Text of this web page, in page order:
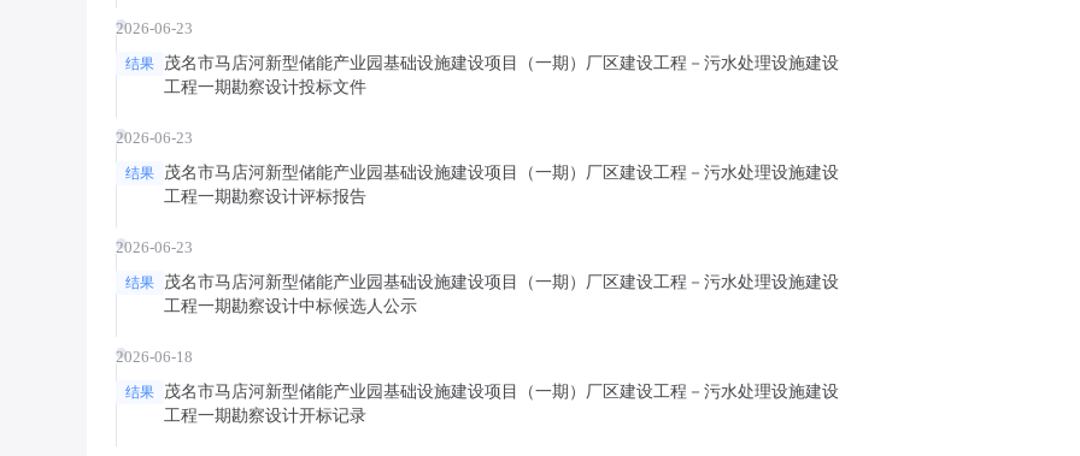
2026-06-23
结果
茂名市马店河新型储能产业园基础设施建设项目（一期）厂区建设工程－污水处理设施建设
工程一期勘察设计投标文件
2026-06-23
结果
茂名市马店河新型储能产业园基础设施建设项目（一期）厂区建设工程－污水处理设施建设
工程一期勘察设计评标报告
2026-06-23
结果
茂名市马店河新型储能产业园基础设施建设项目（一期）厂区建设工程－污水处理设施建设
工程一期勘察设计中标候选人公示
2026-06-18
结果
茂名市马店河新型储能产业园基础设施建设项目（一期）厂区建设工程－污水处理设施建设
工程一期勘察设计开标记录